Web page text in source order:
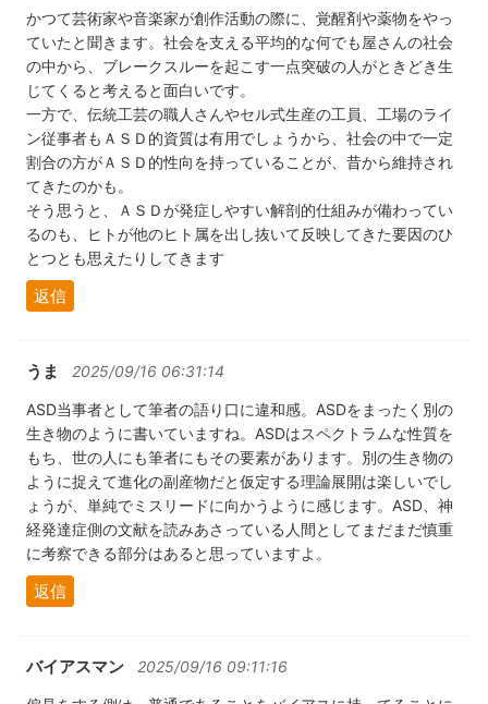
かつて芸術家や音楽家が創作活動の際に、覚醒剤や薬物をやっ
ていたと聞きます。社会を支える平均的な何でも屋さんの社会
の中から、ブレークスルーを起こす一点突破の人がときどき生
じてくると考えると面白いです。
一方で、伝統工芸の職人さんやセル式生産の工員、工場のライ
ン従事者もＡＳＤ的資質は有用でしょうから、社会の中で一定
割合の方がＡＳＤ的性向を持っていることが、昔から維持され
てきたのかも。
そう思うと、ＡＳＤが発症しやすい解剖的仕組みが備わってい
るのも、ヒトが他のヒト属を出し抜いて反映してきた要因のひ
とつとも思えたりしてきます
返信
うま 2025/09/16 06:31:14
ASD当事者として筆者の語り口に違和感。ASDをまったく別の
生き物のように書いていますね。ASDはスペクトラムな性質を
もち、世の人にも筆者にもその要素があります。別の生き物の
ように捉えて進化の副産物だと仮定する理論展開は楽しいでし
ょうが、単純でミスリードに向かうように感じます。ASD、神
経発達症側の文献を読みあさっている人間としてまだまだ慎重
に考察できる部分はあると思っていますよ。
返信
バイアスマン 2025/09/16 09:11:16